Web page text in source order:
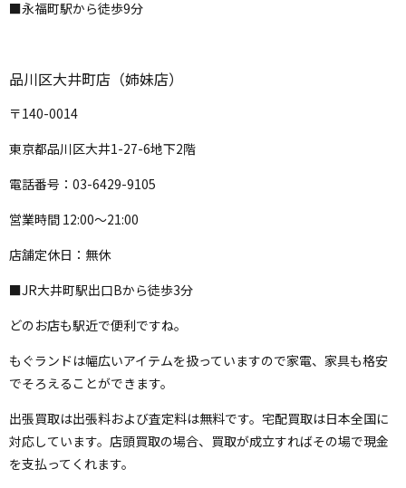
■永福町駅から徒歩9分
品川区大井町店（姉妹店）
〒140-0014
東京都品川区大井1-27-6地下2階
電話番号：03-6429-9105
営業時間 12:00〜21:00
店舗定休日：無休
■JR大井町駅出口Bから徒歩3分
どのお店も駅近で便利ですね。
もぐランドは幅広いアイテムを扱っていますので家電、家具も格安
でそろえることができます。
出張買取は出張料および査定料は無料です。宅配買取は日本全国に
対応しています。店頭買取の場合、買取が成立すればその場で現金
を支払ってくれます。